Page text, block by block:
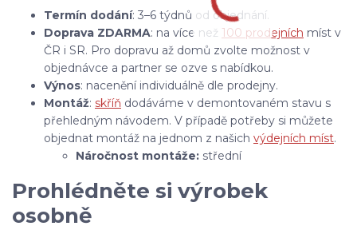
Termín dodání: 3–6 týdnů od objednání.
Doprava ZDARMA: na více než 100 prodejních míst v
ČR i SR. Pro dopravu až domů zvolte možnost v
objednávce a partner se ozve s nabídkou.
Výnos: nacenění individuálně dle prodejny.
Montáž: skříň dodáváme v demontovaném stavu s
přehledným návodem. V případě potřeby si můžete
objednat montáž na jednom z našich výdejních míst.
Náročnost montáže: střední
Prohlédněte si výrobek
osobně